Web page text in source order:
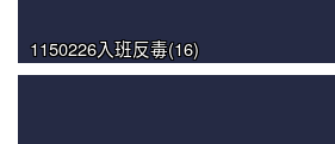
1150226入班反毒(16)